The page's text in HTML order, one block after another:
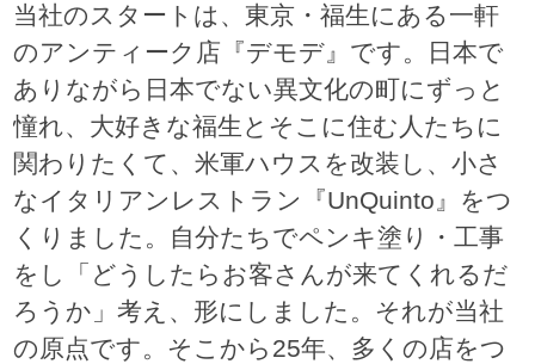
当社のスタートは、東京・福生にある一軒
のアンティーク店『デモデ』です。日本で
ありながら日本でない異文化の町にずっと
憧れ、大好きな福生とそこに住む人たちに
関わりたくて、米軍ハウスを改装し、小さ
なイタリアンレストラン『UnQuinto』をつ
くりました。自分たちでペンキ塗り・工事
をし「どうしたらお客さんが来てくれるだ
ろうか」考え、形にしました。それが当社
の原点です。そこから25年、多くの店をつ